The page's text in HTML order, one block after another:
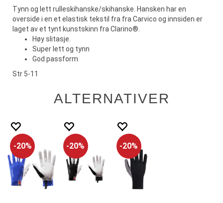
Tynn og lett rulleskihanske/skihanske. Hansken har en
overside i en et elastisk tekstil fra fra Carvico og innsiden er
laget av et tynt kunstskinn fra Clarino®.
Høy slitasje.
Super lett og tynn
God passform
Str 5-11
ALTERNATIVER
20% 20% 20%